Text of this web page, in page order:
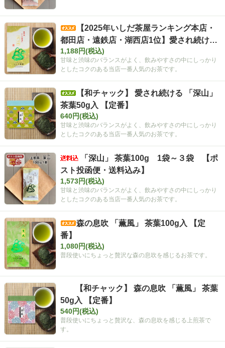
【2025年いしだ茶屋ランキング本店・
都田店・遠鉄店・湖西店1位】愛され続ける
「深山」 茶葉100g入 【定番】
1,188円(税込)
甘味と渋味のバランスがよく、飲みやすさの中にしっかり
としたコクのある当店一番人気のお茶です。
【和チャック】 愛され続ける 「深山」
茶葉50g入 【定番】
640円(税込)
甘味と渋味のバランスがよく、飲みやすさの中にしっかり
としたコクのある当店一番人気のお茶です。
「深山」 茶葉100g 1袋～３袋 【ポ
スト投函便・送料込み】
1,573円(税込)
甘味と渋味のバランスがよく、飲みやすさの中にしっかり
としたコクのある当店一番人気のお茶です。
森の息吹 「薫風」 茶葉100g入 【定
番】
1,080円(税込)
普段使いにちょっと贅沢な森の息吹を感じるお茶です。
【和チャック】 森の息吹 「薫風」 茶葉
50g入 【定番】
540円(税込)
普段使いにちょっと贅沢な、森の息吹を感じる上煎茶で
す。